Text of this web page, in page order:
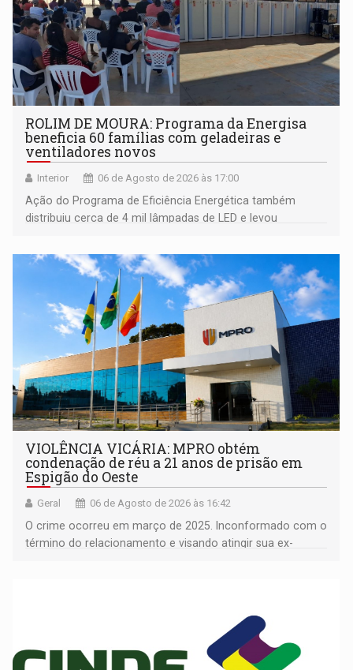
ROLIM DE MOURA: Programa da Energisa
beneficia 60 famílias com geladeiras e
ventiladores novos
Interior 06 de Agosto de 2026 às 17:00
Ação do Programa de Eficiência Energética também
distribuiu cerca de 4 mil lâmpadas de LED e levou
comunidade
VIOLÊNCIA VICÁRIA: MPRO obtém
condenação de réu a 21 anos de prisão em
Espigão do Oeste
Geral 06 de Agosto de 2026 às 16:42
O crime ocorreu em março de 2025. Inconformado com o
término do relacionamento e visando atingir sua ex-